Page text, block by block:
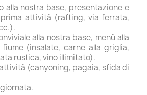
alla nostra base, presentazione e
attività (rafting, via ferrata,
alla nostra base, menù alla
(insalate, carne alla griglia,
rustica, vino illimitato).
(canyoning, pagaia, sfida di